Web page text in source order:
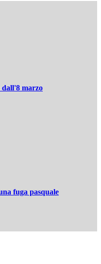
marzo
fuga pasquale